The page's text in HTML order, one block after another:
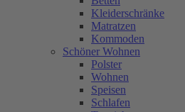
Kleiderschränke
Matratzen
Kommoden
Schöner Wohnen
Polster
Wohnen
Speisen
Schlafen